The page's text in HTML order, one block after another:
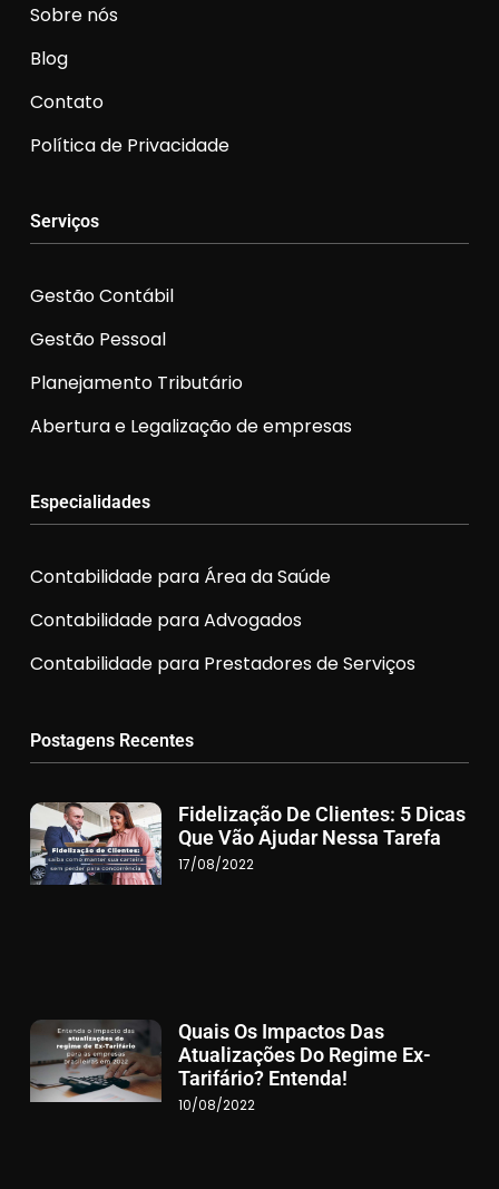
Sobre nós
Blog
Contato
Política de Privacidade
Serviços
Gestão Contábil
Gestão Pessoal
Planejamento Tributário
Abertura e Legalização de empresas
Especialidades
Contabilidade para Área da Saúde
Contabilidade para Advogados
Contabilidade para Prestadores de Serviços
Postagens Recentes
Fidelização De Clientes: 5 Dicas
Que Vão Ajudar Nessa Tarefa
17/08/2022
Quais Os Impactos Das
Atualizações Do Regime Ex-
Tarifário? Entenda!
10/08/2022